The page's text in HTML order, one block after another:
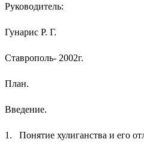
Руководитель:
Гунарис Р. Г.
Ставрополь- 2002г.
План.
Введение.
1. Понятие хулиганства и его